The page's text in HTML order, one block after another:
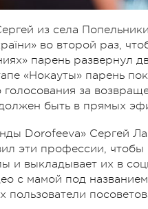
из села
во второй раз,
парень развернул
«Нокауты» парень
голосования за
быть в прямых
Dorofeeva» Сергей
эти профессии, чтобы
и выкладывает их в
с мамой под
пользователи